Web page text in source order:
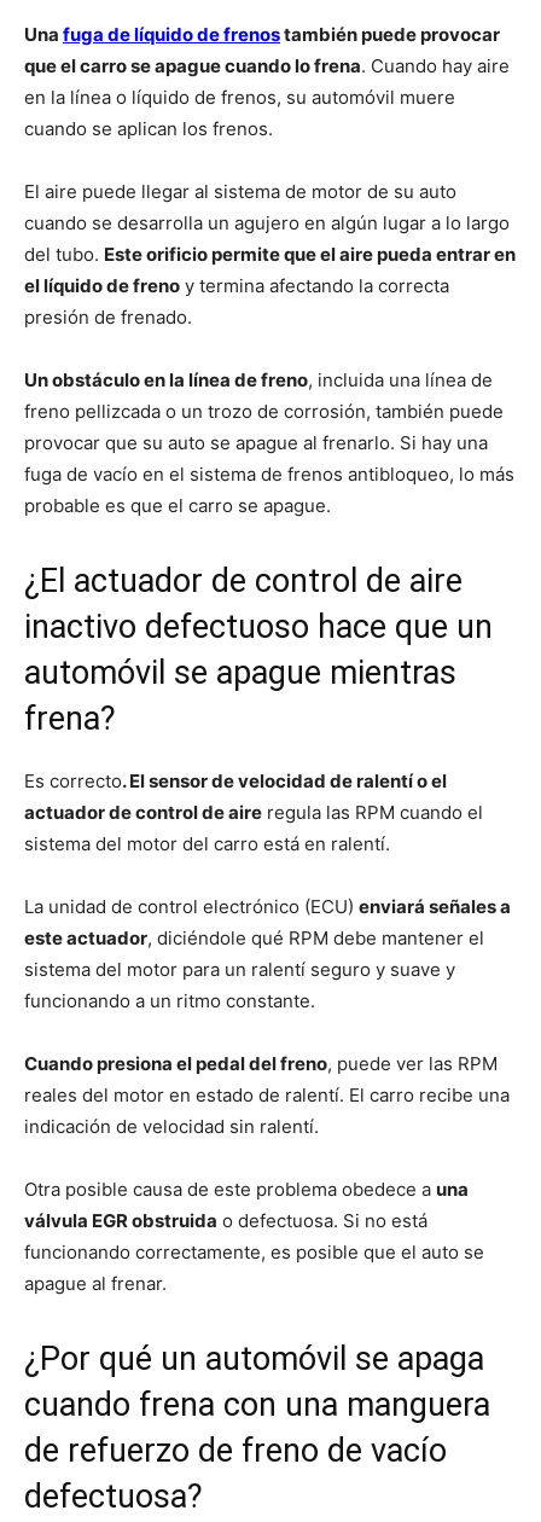
Una fuga de líquido de frenostambién puede provocar
que el carro se apague cuando lo frena. Cuando hay aire
en la línea o líquido de frenos, su automóvil muere
cuando se aplican los frenos.
El aire puede llegar al sistema de motor de su auto
cuando se desarrolla un agujero en algún lugar a lo largo
del tubo. Este orificio permite que el aire pueda entrar en
el líquido de freno y termina afectando la correcta
presión de frenado.
Un obstáculo en la línea de freno, incluida una línea de
freno pellizcada o un trozo de corrosión, también puede
provocar que su auto se apague al frenarlo. Si hay una
fuga de vacío en el sistema de frenos antibloqueo, lo más
probable es que el carro se apague.
¿El actuador de control de aire
inactivo defectuoso hace que un
automóvil se apague mientras
frena?
Es correcto. El sensor de velocidad de ralentí o el
actuador de control de aire regula las RPM cuando el
sistema del motor del carro está en ralentí.
La unidad de control electrónico (ECU) enviará señales a
este actuador, diciéndole qué RPM debe mantener el
sistema del motor para un ralentí seguro y suave y
funcionando a un ritmo constante.
Cuando presiona el pedal del freno, puede ver las RPM
reales del motor en estado de ralentí. El carro recibe una
indicación de velocidad sin ralentí.
Otra posible causa de este problema obedece a una
válvula EGR obstruida o defectuosa. Si no está
funcionando correctamente, es posible que el auto se
apague al frenar.
¿Por qué un automóvil se apaga
cuando frena con una manguera
de refuerzo de freno de vacío
defectuosa?